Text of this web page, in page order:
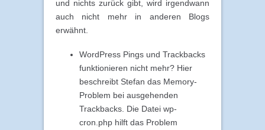
und nichts zurück gibt, wird irgendwann
auch nicht mehr in anderen Blogs
erwähnt.
WordPress Pings und Trackbacks
funktionieren nicht mehr? Hier
beschreibt Stefan das Memory-
Problem bei ausgehenden
Trackbacks. Die Datei wp-
cron.php hilft das Problem